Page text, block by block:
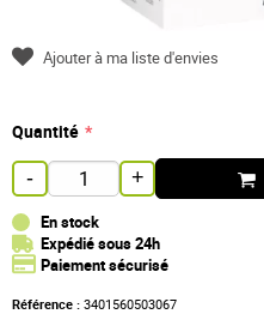
Quantité
- +
En stock
Expédié sous 24h
Paiement sécurisé
Référence : 3401560503067
Ajouter à ma liste d'envies